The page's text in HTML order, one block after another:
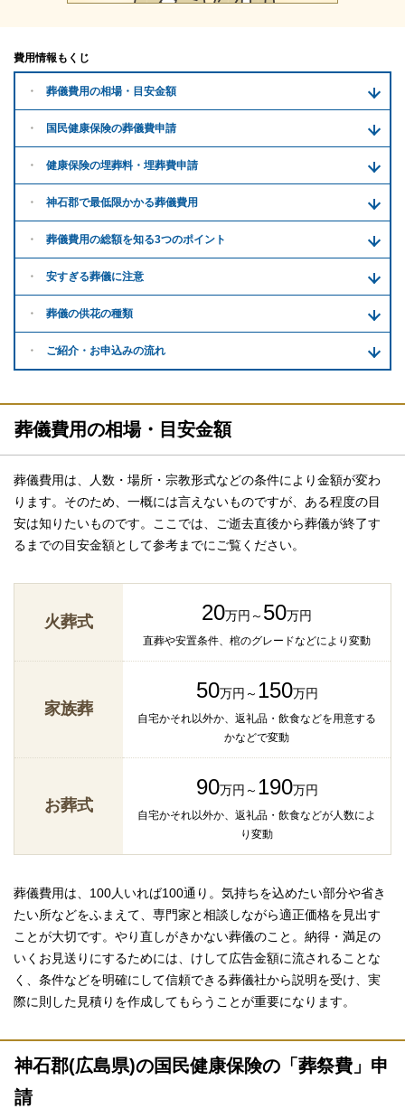
費用情報もくじ
葬儀費用の相場・目安金額
国民健康保険の葬儀費申請
健康保険の埋葬料・ 埋葬費申請
神石郡で最低限かかる葬儀費用
葬儀費用の総額を知る3つのポイント
安すぎる葬儀に注意
葬儀の供花の種類
ご紹介・ お申込みの流れ
葬儀費用の相場・目安金額
葬儀費用は、人数・場所・宗教形式などの条件により金額が変わ
ります。そのため、一概には言えないものですが、ある程度の目
安は知りたいものです。ここでは、ご逝去直後から葬儀が終了す
るまでの目安金額として参考までにご覧ください。
火葬式 20万円～ 50万円
直葬や安置条件、棺のグレードなどにより変動
家族葬
50万円～ 150万円
自宅かそれ以外か、返礼品・飲食などを用意する
かなどで変動
お葬式
90万円～ 190万円
自宅かそれ以外か、返礼品・飲食などが人数によ
り変動
葬儀費用は、100人いれば100通り。気持ちを込めたい部分や省き
たい所などをふまえて、専門家と相談しながら適正価格を見出す
ことが大切です。やり直しがきかない葬儀のこと。納得・満足の
いくお見送りにするためには、けして広告金額に流されることな
く、条件などを明確にして信頼できる葬儀社から説明を受け、実
際に則した見積りを作成してもらうことが重要になります。
神石郡(広島県)の国民健康保険の「葬祭費」申
請